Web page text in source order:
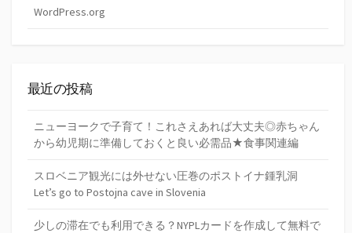
WordPress.org
最近の投稿
ニューヨークで子育て！これさえあれば大丈夫◎赤ちゃん
から幼児期に準備しておくと良い必需品★食事関連編
スロベニア観光には外せない圧巻のポストイナ鍾乳洞
Let’s go to Postojna cave in Slovenia
少しの滞在でも利用できる？NYPLカードを作成して無料で